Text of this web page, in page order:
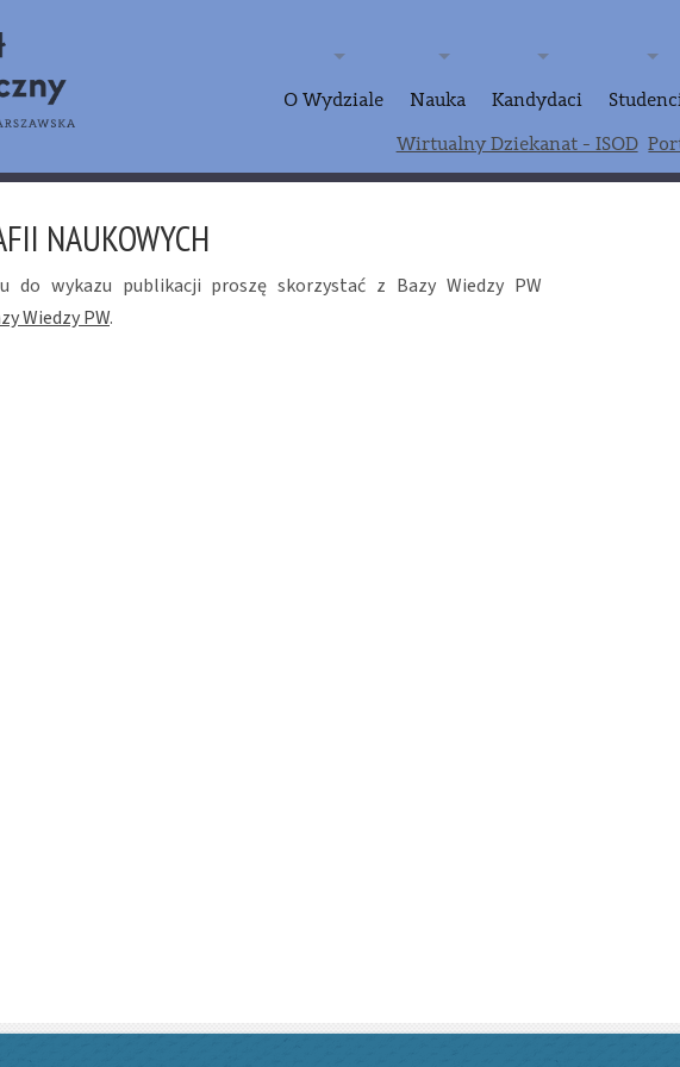
O Wydziale Nauka Kandydaci
Wirtualny Dziekanat - ISOD
NAUKOWYCH
do wykazu publikacji proszę skorzystać z Bazy Wiedzy PW
Wiedzy PW.